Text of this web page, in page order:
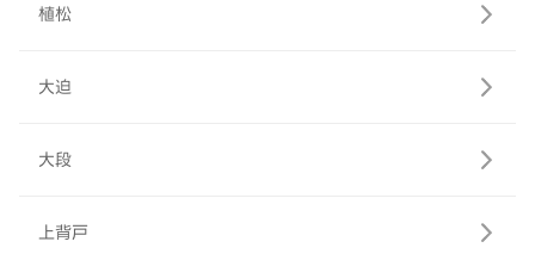
植松
大迫
大段
上背戸